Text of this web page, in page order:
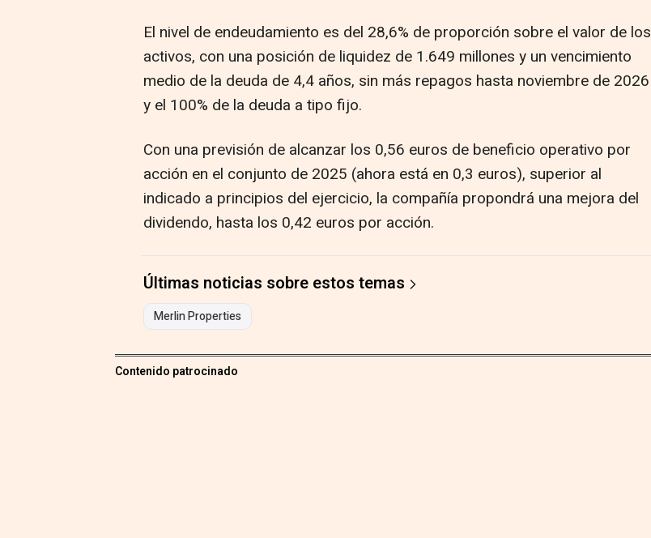
El nivel de endeudamiento es del 28,6% de proporción sobre el valor de los
activos, con una posición de liquidez de 1.649 millones y un vencimiento
medio de la deuda de 4,4 años, sin más repagos hasta noviembre de 2026
y el 100% de la deuda a tipo fijo.
Con una previsión de alcanzar los 0,56 euros de beneficio operativo por
acción en el conjunto de 2025 (ahora está en 0,3 euros), superior al
indicado a principios del ejercicio, la compañía propondrá una mejora del
dividendo, hasta los 0,42 euros por acción.
Últimas noticias sobre estos temas
Merlin Properties
Contenido patrocinado